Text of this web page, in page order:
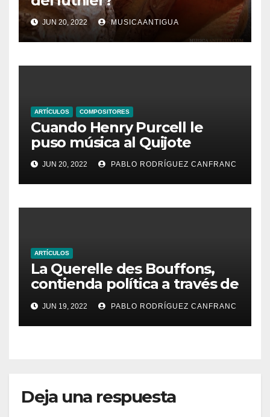
JUN 20, 2022 MUSICAANTIGUA
ARTÍCULOS COMPOSITORES
Cuando Henry Purcell le
puso música al Quijote
JUN 20, 2022 PABLO RODRÍGUEZ CANFRANC
ARTÍCULOS
La Querelle des Bouffons,
contienda política a través de
la ópera
JUN 19, 2022 PABLO RODRÍGUEZ CANFRANC
Deja una respuesta